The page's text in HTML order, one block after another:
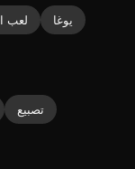
لعب
يوغا
تصبيع